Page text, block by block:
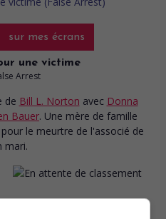
sur mes écrans
une victime
Arrest
de Bill L. Norton avec Donna
Bauer. Une mère de famille
le meurtre de l'associé de
mari.